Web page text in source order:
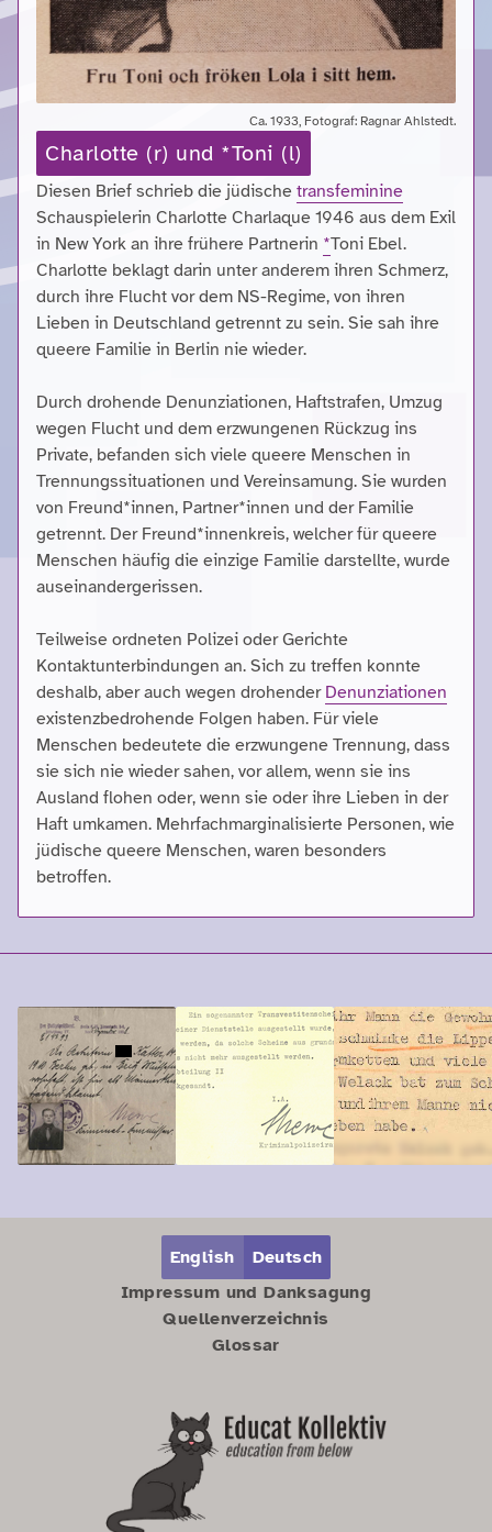
Ca. 1933, Fotograf: Ragnar Ahlstedt.
Charlotte (r) und *Toni (l)
Diesen Brief schrieb die jüdische transfeminine
Schauspielerin Charlotte Charlaque 1946 aus dem Exil
in New York an ihre frühere Partnerin *Toni Ebel.
Charlotte beklagt darin unter anderem ihren Schmerz,
durch ihre Flucht vor dem NS-Regime, von ihren
Lieben in Deutschland getrennt zu sein. Sie sah ihre
queere Familie in Berlin nie wieder.
Durch drohende Denunziationen, Haftstrafen, Umzug
wegen Flucht und dem erzwungenen Rückzug ins
Private, befanden sich viele queere Menschen in
Trennungssituationen und Vereinsamung. Sie wurden
von Freund*innen, Partner*innen und der Familie
getrennt. Der Freund*innenkreis, welcher für queere
Menschen häufig die einzige Familie darstellte, wurde
auseinandergerissen.
Teilweise ordneten Polizei oder Gerichte
Kontaktunterbindungen an. Sich zu treffen konnte
deshalb, aber auch wegen drohender Denunziationen
existenzbedrohende Folgen haben. Für viele
Menschen bedeutete die erzwungene Trennung, dass
sie sich nie wieder sahen, vor allem, wenn sie ins
Ausland flohen oder, wenn sie oder ihre Lieben in der
Haft umkamen. Mehrfachmarginalisierte Personen, wie
jüdische queere Menschen, waren besonders
betroffen.
Zum Hauptbereich springen
Zum Hauptmenü springen
Impressum und Danksagung
Quellenverzeichnis
Glossar
English Deutsch